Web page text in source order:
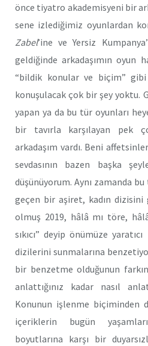
önce tiyatro akademisyeni bir
sene izlediğimiz oyunlardan
Zabel’ine ve Yersiz
geldiğinde arkadaşımın oyun
“bildik konular ve biçim” gibi
konuşulacak çok bir şey yoktu.
yapan ya da bu tür oyunları
bir tavırla karşılayan pek
arkadaşım vardı. Beni
sevdasının bazen başka
düşünüyorum. Aynı zamanda bu
geçen bir aşiret, kadın
olmuş 2019, hâlâ mı töre,
sıkıcı” deyip önümüze
dizilerini sunmalarına
bir benzetme olduğunun
anlattığınız kadar nasıl
Konunun işlenme biçiminden
içeriklerin bugün
boyutlarına karşı bir